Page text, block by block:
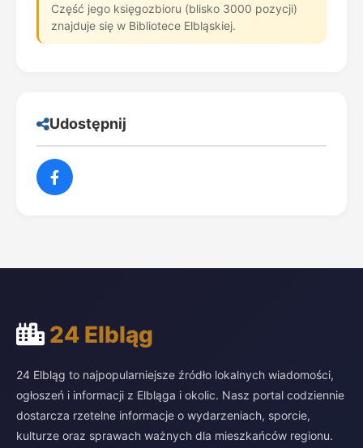
Część jego księgozbioru (blisko 3000 pozycji)
znajduje się w Bibliotece Elbląskiej.
Udostępnij
24 Elbląg
24 Elbląg to najpopularniejsze źródło lokalnych wiadomości,
ogłoszeń i informacji z Elbląga i okolic. Nasz portal codziennie
dostarcza rzetelne informacje o wydarzeniach, sporcie,
kulturze oraz sprawach ważnych dla mieszkańców regionu.